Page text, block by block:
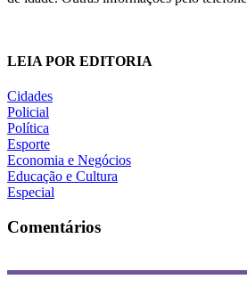
LEIA POR EDITORIA
Cidades
Policial
Política
Esporte
Economia e Negócios
Educação e Cultura
Especial
Comentários